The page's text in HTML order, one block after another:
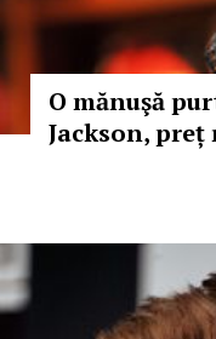
O mănuşă
Jackson,